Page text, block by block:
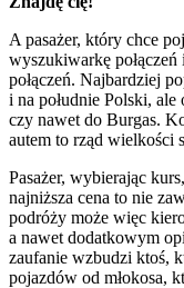
A pasażer, który chce
wyszukiwarkę
połączeń. Najbardziej
i na południe Polski,
czy nawet do Burgas.
autem to rząd wielkości
Pasażer, wybierając
najniższa cena to nie
podróży może więc
a nawet dodatkowym
zaufanie wzbudzi ktoś,
pojazdów od młokosa,